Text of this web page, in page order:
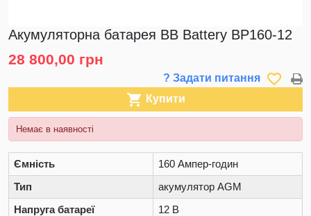
Акумуляторна батарея BB Battery BP160-12
28 800,00 грн
? Задати питання favorite_border
 Купити
Немає в наявності
Ємність
160 Ампер-годин
Тип
акумулятор AGM
Напруга батареї
12 В